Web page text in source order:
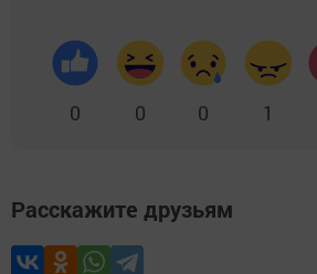
0 0 0 1
Расскажите друзьям